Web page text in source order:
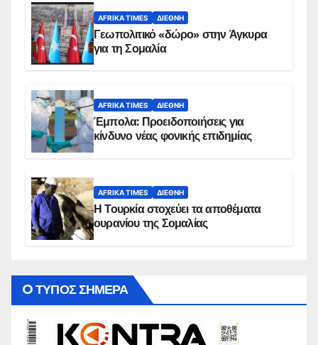
AFRIKA TIMES ΔΙΕΘΝΉ
Γεωπολιτικό «δώρο» στην Άγκυρα
για τη Σομαλία
AFRIKA TIMES ΔΙΕΘΝΉ
Έμπολα: Προειδοποιήσεις για
κίνδυνο νέας φονικής επιδημίας
AFRIKA TIMES ΔΙΕΘΝΉ
Η Τουρκία στοχεύει τα αποθέματα
ουρανίου της Σομαλίας
O ΤΥΠΟΣ ΣΗΜΕΡΑ